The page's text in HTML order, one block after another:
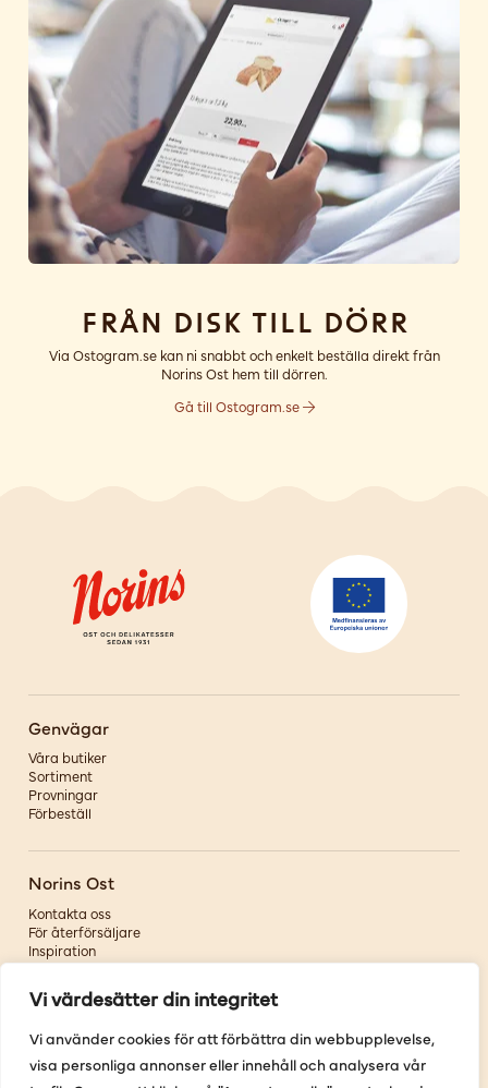
Vi värdesätter din integritet
Vi använder cookies för att förbättra din webbupplevelse,
visa personliga annonser eller innehåll och analysera vår
Från disk till dörr
Via Ostogram.se kan ni snabbt och enkelt beställa direkt från
Norins Ost hem till dörren.
Gå till Ostogram.se
Genvägar
Våra butiker
Sortiment
Provningar
Förbeställ
Norins Ost
Kontakta oss
För återförsäljare
Inspiration
Om oss
Följ oss
Facebook